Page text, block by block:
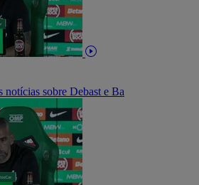
notícias sobre Debast e Ba